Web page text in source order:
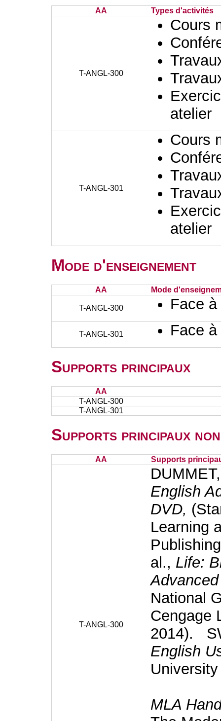
AA Types d'activités
T-ANGL-300
Cours
atelier
T-ANGL-301
Cours
atelier
Mode d'enseignement
AA Mode
T-ANGL-300 Face
T-ANGL-301 Face
Supports principaux
AA
T-ANGL-300
T-ANGL-301
Supports principaux
AA Supports
T-ANGL-300
English
DVD,
Learning
al., Life:
National
Cengage
2014).
English
MLA